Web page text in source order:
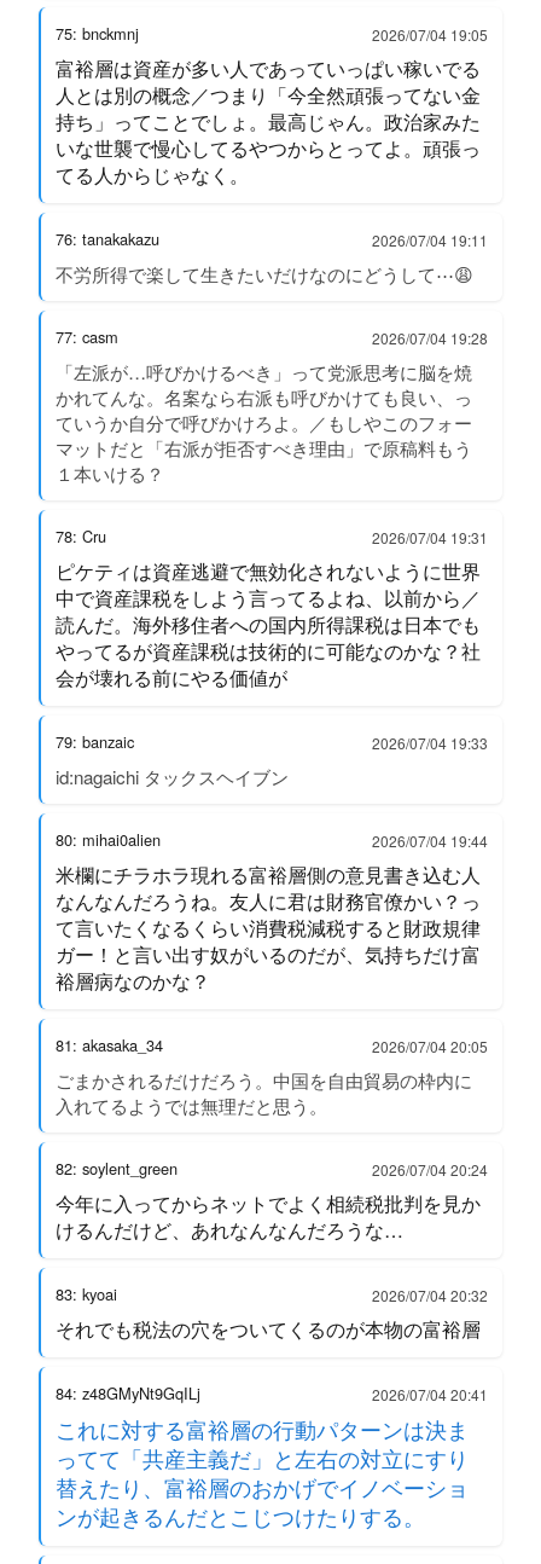
75: bnckmnj 2026/07/04 19:05
富裕層は資産が多い人であっていっぱい稼いでる
人とは別の概念／つまり「今全然頑張ってない金
持ち」ってことでしょ。最高じゃん。政治家みた
いな世襲で慢心してるやつからとってよ。頑張っ
てる人からじゃなく。
76: tanakakazu 2026/07/04 19:11
不労所得で楽して生きたいだけなのにどうして⋯😩
77: casm 2026/07/04 19:28
「左派が…呼びかけるべき」って党派思考に脳を焼
かれてんな。名案なら右派も呼びかけても良い、っ
ていうか自分で呼びかけろよ。／もしやこのフォー
マットだと「右派が拒否すべき理由」で原稿料もう
１本いける？
78: Cru 2026/07/04 19:31
ピケティは資産逃避で無効化されないように世界
中で資産課税をしよう言ってるよね、以前から／
読んだ。海外移住者への国内所得課税は日本でも
やってるが資産課税は技術的に可能なのかな？社
会が壊れる前にやる価値が
79: banzaic 2026/07/04 19:33
id:nagaichi タックスヘイブン
80: mihai0alien 2026/07/04 19:44
米欄にチラホラ現れる富裕層側の意見書き込む人
なんなんだろうね。友人に君は財務官僚かい？っ
て言いたくなるくらい消費税減税すると財政規律
ガー！と言い出す奴がいるのだが、気持ちだけ富
裕層病なのかな？
81: akasaka_34 2026/07/04 20:05
ごまかされるだけだろう。中国を自由貿易の枠内に
入れてるようでは無理だと思う。
82: soylent_green 2026/07/04 20:24
今年に入ってからネットでよく相続税批判を見か
けるんだけど、あれなんなんだろうな…
83: kyoai 2026/07/04 20:32
それでも税法の穴をついてくるのが本物の富裕層
84: z48GMyNt9GqILj 2026/07/04 20:41
これに対する富裕層の行動パターンは決ま
ってて「共産主義だ」と左右の対立にすり
替えたり、富裕層のおかげでイノベーショ
ンが起きるんだとこじつけたりする。